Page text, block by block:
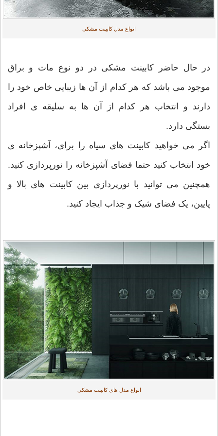
انواع مدل کابینت مشکی
در حال حاضر کابینت مشکی در دو نوع مات و براق
موجود می باشد که هر کدام از آن ها زیبایی خاص خود را
دارند و انتخاب هر کدام از آن ها به سلیقه ی افراد
بستگی دارد.
اگر می خواهید کابینت های سیاه را برای، ﺁشپزخانه ی
خود انتخاب کنید حتما فضای ﺁشپزخانه را نورپردازی کنید.
همچنین می توانید با نورپردازی بین کابینت های بالا و
پایین، یک فضای شیک و جذاب ایجاد کنید.
انواع مدل های کابینت مشکی